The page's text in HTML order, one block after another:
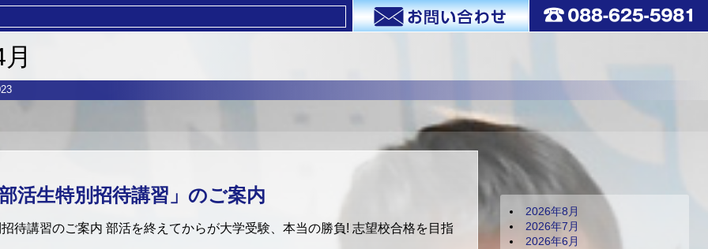
活生特別招待講習」のご案内
待講習のご案内 部活を終えてからが大学受験、本当の勝負! 志望校合格を目指
2026年8月
2026年7月
2026年6月